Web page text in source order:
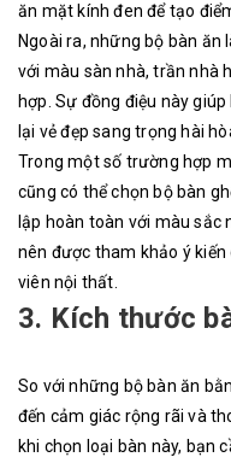
ăn mặt kính đen để tạo
Ngoài ra, những bộ bàn
với màu sàn nhà, trần nhà
hợp. Sự đồng điệu này
lại vẻ đẹp sang trọng hài
Trong một số trường hợp
cũng có thể chọn bộ bàn
lập hoàn toàn với màu sắc
nên được tham khảo ý
viên nội thất.
3. Kích thước
So với những bộ bàn ăn
đến cảm giác rộng rãi và
khi chọn loại bàn này, bạn